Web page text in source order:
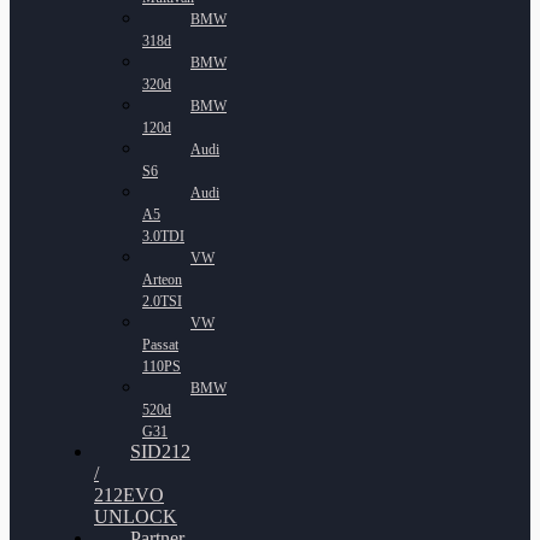
BMW
318d
BMW
320d
BMW
120d
Audi
S6
Audi
A5
3.0TDI
VW
Arteon
2.0TSI
VW
Passat
110PS
BMW
520d
G31
SID212
/
212EVO
UNLOCK